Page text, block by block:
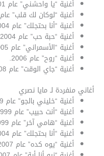
أغنية “يا واحشني” عام 2001.
أغنية “لوكان لك قلب” عام 2003.
أغنية “أنا بحتجلك” عام 2004.
أغنية “حبة حب” عام 2004.
أغنية “الأسمراني” عام 2005.
أغنية “روح” عام 2006.
أغنية “جاي الوقت” عام 2008.
أغاني منفردة لـ مايا نصري
أغنية “خليني بالجو” عام 1999.
أغنية “أنت حبيب” عام 1999.
أغنية “هامي آخر” عام 1999.
أغنية “أنا بحتجلك” عام 2004.
أغنية “يوه كده” عام 2007.